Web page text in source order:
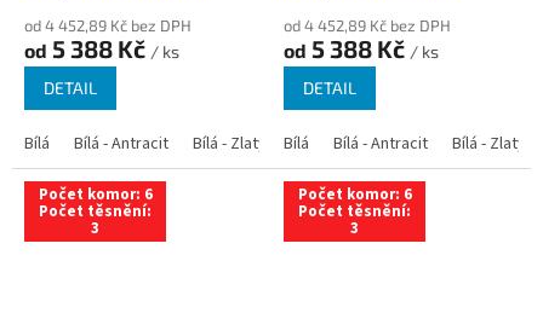
od 4 452,89 Kč bez DPH
od 5 388 Kč / ks
DETAIL
Bílá Bílá - Antracit Bílá - Zlatý dub Bílá - Tmavý dub Bílá -
od 4 452,89 Kč bez DPH
od 5 388 Kč / ks
DETAIL
Bílá Bílá - Antracit Bílá - Zlatý
Počet komor: 6
Počet těsnění:
3
Počet komor: 6
Počet těsnění:
3